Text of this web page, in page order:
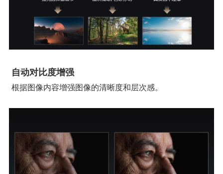
自动对比度增强
根据图像内容增强图像的清晰度和层次感。